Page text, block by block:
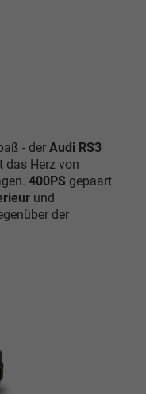
- der Audi RS3
das Herz von
400PS gepaart
und
der